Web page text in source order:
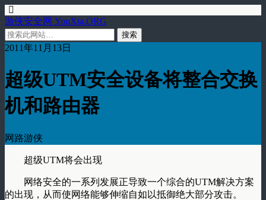
游侠安全网 YouXia.ORG
2011年11月13日
超级UTM安全设备将整合交换
机和路由器
网路游侠
超级UTM将会出现
网络安全的一系列发展正导致一个综合的UTM解决方案
的出现，从而使网络能够伸缩自如以抵御绝大部分攻击。